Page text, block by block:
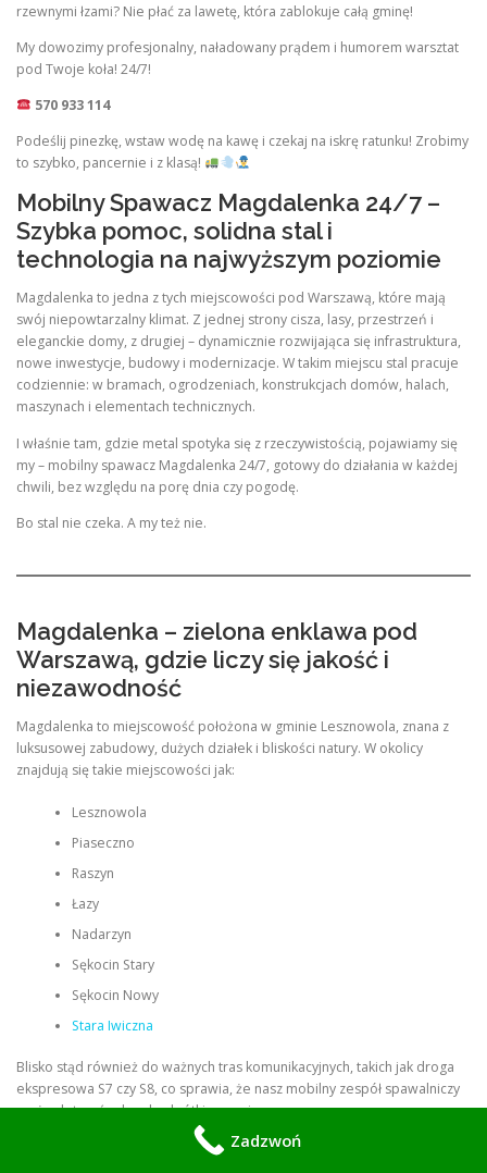
rzewnymi łzami? Nie płać za lawetę, która zablokuje całą gminę!
My dowozimy profesjonalny, naładowany prądem i humorem warsztat
pod Twoje koła! 24/7!
570 933 114
Podeślij pinezkę, wstaw wodę na kawę i czekaj na iskrę ratunku! Zrobimy
to szybko, pancernie i z klasą!
Mobilny Spawacz Magdalenka 24/7 –
Szybka pomoc, solidna stal i
technologia na najwyższym poziomie
Magdalenka to jedna z tych miejscowości pod Warszawą, które mają
swój niepowtarzalny klimat. Z jednej strony cisza, lasy, przestrzeń i
eleganckie domy, z drugiej – dynamicznie rozwijająca się infrastruktura,
nowe inwestycje, budowy i modernizacje. W takim miejscu stal pracuje
codziennie: w bramach, ogrodzeniach, konstrukcjach domów, halach,
maszynach i elementach technicznych.
I właśnie tam, gdzie metal spotyka się z rzeczywistością, pojawiamy się
my – mobilny spawacz Magdalenka 24/7, gotowy do działania w każdej
chwili, bez względu na porę dnia czy pogodę.
Bo stal nie czeka. A my też nie.
Magdalenka – zielona enklawa pod
Warszawą, gdzie liczy się jakość i
niezawodność
Magdalenka to miejscowość położona w gminie Lesznowola, znana z
luksusowej zabudowy, dużych działek i bliskości natury. W okolicy
znajdują się takie miejscowości jak:
Lesznowola
Piaseczno
Raszyn
Łazy
Nadarzyn
Sękocin Stary
Sękocin Nowy
Stara Iwiczna
Blisko stąd również do ważnych tras komunikacyjnych, takich jak droga
ekspresowa S7 czy S8, co sprawia, że nasz mobilny zespół spawalniczy
może dotrzeć w bardzo krótkim czasie.
Ulice i okolice, gdzie często pracujemy w rejonie Magdalenki, to m.in.:
Zadzwoń